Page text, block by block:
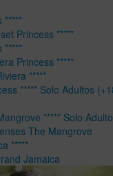
*****
Princess *****
*****
Princess *****
*****
***** Solo Adultos
***** Solo
The Mangrove
*****
Jamaica